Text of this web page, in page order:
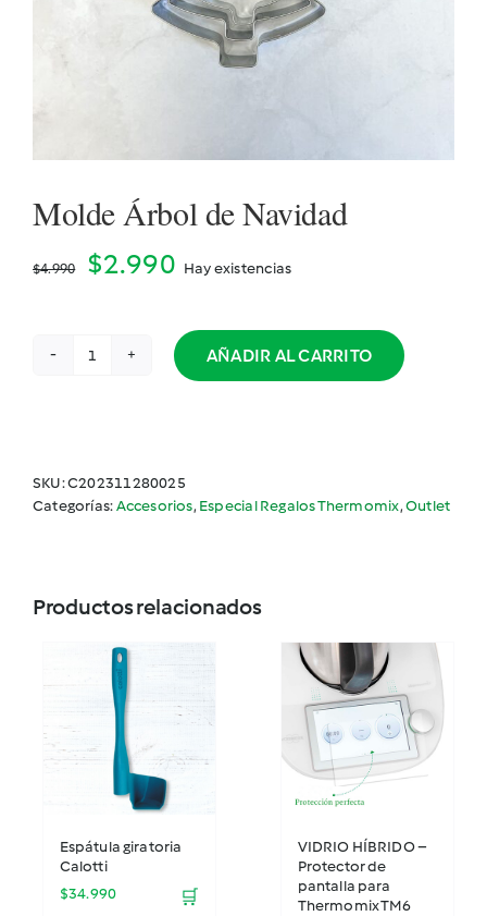
Molde Árbol de Navidad
$4.990
El
original
$2.990El
actual
es:
Hay existencias
Molde
AÑADIR AL CARRITO
SKU:C202311280025
Categorías:Accesorios, Especial Regalos Thermomix,Outlet
Productos relacionados
Espátula giratoria
Calotti
$34.990 🛒
VIDRIO HÍBRIDO –
Protector de
pantalla para
Thermomix TM6